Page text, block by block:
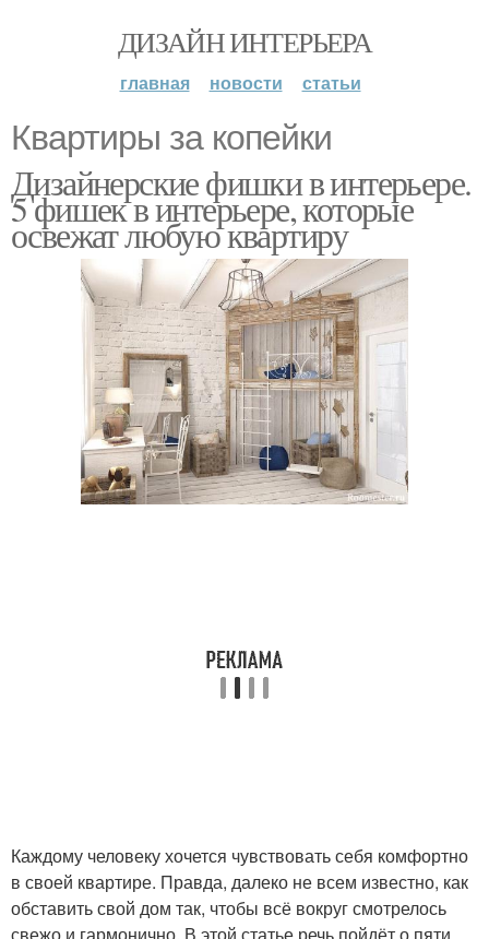
ДИЗАЙН ИНТЕРЬЕРА
главная новости статьи
Квартиры за копейки
Дизайнерские фишки в интерьере.
5 фишек в интерьере, которые
освежат любую квартиру
Каждому человеку хочется чувствовать себя комфортно
в своей квартире. Правда, далеко не всем известно, как
обставить свой дом так, чтобы всё вокруг смотрелось